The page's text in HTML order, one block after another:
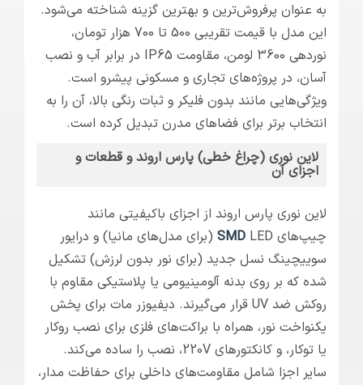
به عنوان پرفروش‌ترین و بهترین گزینه شناخته می‌شود.
این مدل با قیمت تقریبی 500 تا 700 هزار تومان،
نوردهی 3600 لومن، مقاومت IP65 در برابر آب و نصب
آسان، در پروژه‌های تجاری و مسکونی پیشرو است.
ویژگی‌هایی مانند بدون فلیکر و ثبات رنگی بالا، آن را به
انتخاب برتر برای فضاهای مدرن تبدیل کرده است.
لاین نوری (چراغ خطی) پارس اروند و قطعات و
اجزای آن
لاین نوری پارس اروند از اجزای باکیفیتی مانند
چیپ‌های
SMD LED (برای مدل‌های مانیا) و درایور
سوییچینگ نسل جدید (برای نور بدون لرزش) تشکیل
شده که بر روی بدنه آلومینیومی یا پلاستیکی مقاوم با
روکش ضد UV قرار می‌گیرند. دیفیوزر مات برای پخش
یکنواخت نور، همراه با براکت‌های فلزی برای نصب روکار
یا توکار، و کانکتورهای 220V، نصب را ساده می‌کند.
سایر اجزا شامل مقاومت‌های داخلی برای حفاظت مدار،